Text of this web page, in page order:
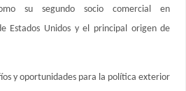
su segundo socio comercial en
Estados Unidos y el principal origen de
y oportunidades para la política exterior